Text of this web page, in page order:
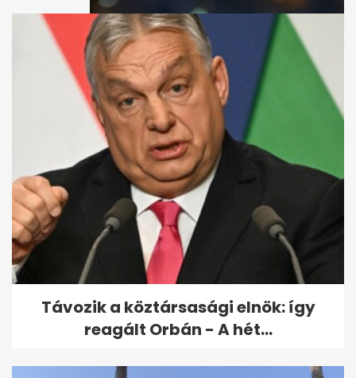
Ellopták a pannonhalmi
Radnóti-szobrot
Távozik a köztársasági elnök: így
reagált Orbán - A hét...